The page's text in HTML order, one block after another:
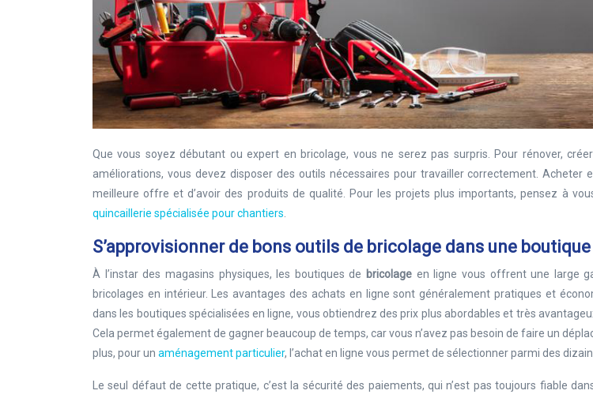
Que vous soyez débutant ou expert en bricolage, vous ne serez pas surpris. Pour rénover,
améliorations, vous devez disposer des outils nécessaires pour travailler correctement. Acheter
meilleure offre et d’avoir des produits de qualité. Pour les projets plus importants, pensez à
quincaillerie spécialisée pour chantiers.
S’approvisionner de bons outils de bricolage dans une
À l’instar des magasins physiques, les boutiques de bricolage en ligne vous offrent une large
bricolages en intérieur. Les avantages des achats en ligne sont généralement pratiques et
dans les boutiques spécialisées en ligne, vous obtiendrez des prix plus abordables et très
Cela permet également de gagner beaucoup de temps, car vous n’avez pas besoin de faire un
plus, pour un aménagement particulier, l’achat en ligne vous permet de sélectionner parmi des
Le seul défaut de cette pratique, c’est la sécurité des paiements, qui n’est pas toujours fiable